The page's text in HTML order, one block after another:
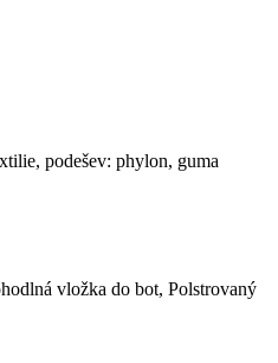
podešev: phylon, guma
vložka do bot, Polstrovaný